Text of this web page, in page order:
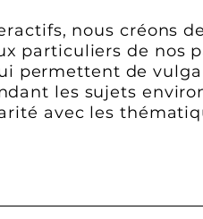
nous créons
particuliers de nos
permettent de
les sujets
avec les